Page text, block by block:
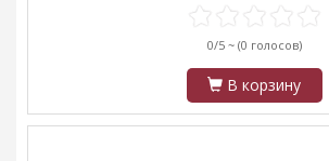
0/5 ~ (0 голосов)
В корзину